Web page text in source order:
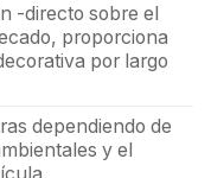
-directo sobre el
proporciona
por largo
dependiendo de
y el